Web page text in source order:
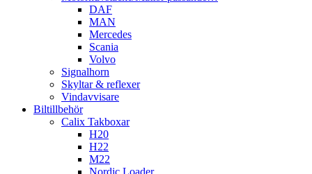
DAF
MAN
Mercedes
Scania
Volvo
Signalhorn
Skyltar & reflexer
Vindavvisare
Biltillbehör
Calix Takboxar
H20
H22
M22
Nordic Loader